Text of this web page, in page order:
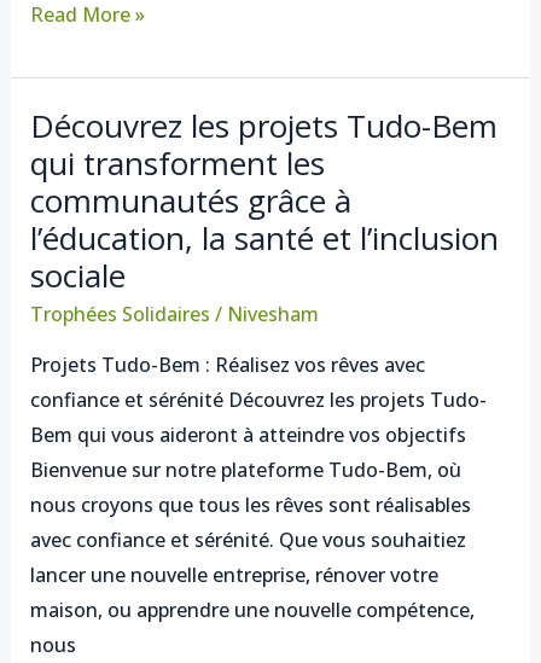
Read More »
Découvrez les projets Tudo-Bem
qui transforment les
communautés grâce à
l’éducation, la santé et l’inclusion
sociale
Trophées Solidaires / Nivesham
Projets Tudo-Bem : Réalisez vos rêves avec
confiance et sérénité Découvrez les projets Tudo-
Bem qui vous aideront à atteindre vos objectifs
Bienvenue sur notre plateforme Tudo-Bem, où
nous croyons que tous les rêves sont réalisables
avec confiance et sérénité. Que vous souhaitiez
lancer une nouvelle entreprise, rénover votre
maison, ou apprendre une nouvelle compétence,
nous
Découvrez
les
projets
Tudo-
transforment
les
communautés
grâce
à
l’éducation,
la
santé
et
l’inclusion